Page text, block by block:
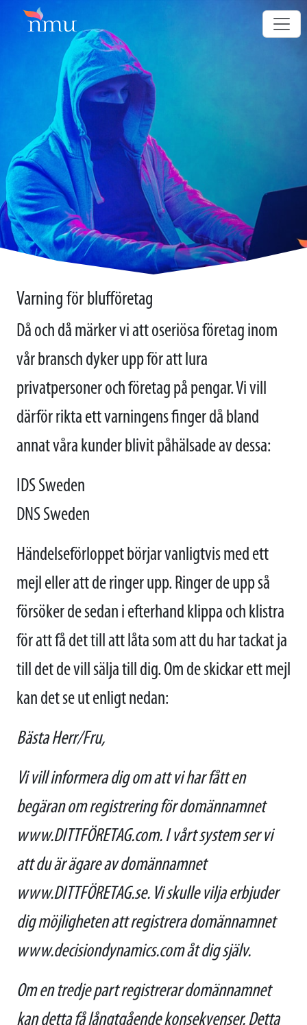
Varning för blufföretag
Då och då märker vi att oseriösa företag inom
vår bransch dyker upp för att lura
privatpersoner och företag på pengar. Vi vill
därför rikta ett varningens finger då bland
annat våra kunder blivit påhälsade av dessa:
IDS Sweden
DNS Sweden
Händelseförloppet börjar vanligtvis med ett
mejl eller att de ringer upp. Ringer de upp så
försöker de sedan i efterhand klippa och klistra
för att få det till att låta som att du har tackat ja
till det de vill sälja till dig. Om de skickar ett mejl
kan det se ut enligt nedan:
Bästa Herr/Fru,
Vi vill informera dig om att vi har fått en
begäran om registrering för domännamnet
www.DITTFÖRETAG.com. I vårt system ser vi
att du är ägare av domännamnet
www.DITTFÖRETAG.se. Vi skulle vilja erbjuder
dig möjligheten att registrera domännamnet
www.decisiondynamics.com åt dig själv.
Om en tredje part registrerar domännamnet
kan detta få långtgående konsekvenser. Detta